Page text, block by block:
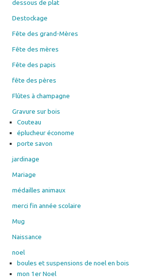
dessous de plat
Destockage
Fête des grand-Mères
Fête des mères
Fête des papis
fête des pères
Flûtes à champagne
Gravure sur bois
Couteau
éplucheur économe
porte savon
jardinage
Mariage
médailles animaux
merci fin année scolaire
Mug
Naissance
noel
boules et suspensions de noel en bois
mon 1er Noel